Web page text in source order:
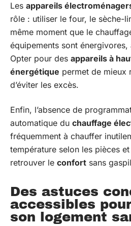
Les appareils
rôle : utiliser le four, le sèche-
même moment que le
équipements sont énergivores,
Opter pour des appareils à
énergétique permet de mieux
d’éviter les excès.
Enfin, l’absence de
automatique du chauffage
fréquemment à chauffer
température selon les pièces et
retrouver le confort sans
Des astuces
accessibles
son logement